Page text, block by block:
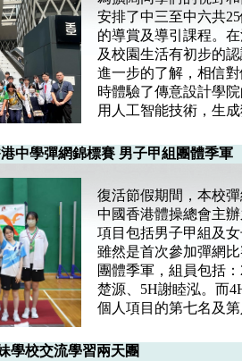
安排了中三至中六共
的導賞及導引課程。
及校園生活有初步的
進一步的了解，相信
時體驗了傳意設計學
用人工智能技術，生
中學彈網錦標賽 男子甲組團體季軍
復活節假期間，本校
中國香港體操總會主
項目包括男子甲組及
雖然是首次參加彈網
團體季軍，組員包括
楚源、5H謝睦泓。而
個人項目的第七名及
學校交流學習兩天團